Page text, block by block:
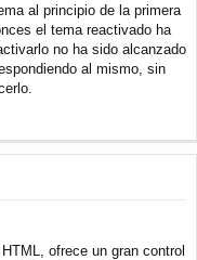
al principio de la primera
el tema reactivado ha
no ha sido alcanzado
al mismo, sin
ofrece un gran control